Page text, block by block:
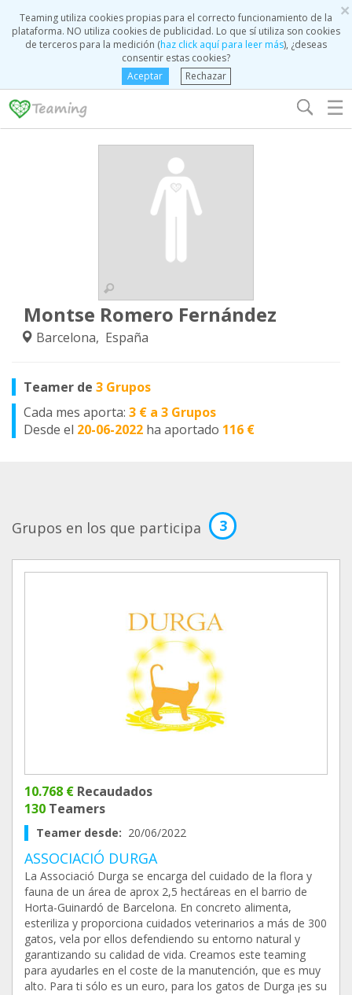
×
Teaming utiliza cookies propias para el correcto funcionamiento de la
plataforma. NO utiliza cookies de publicidad. Lo que sí utiliza son cookies
de terceros para la medición (haz click aquí para leer más), ¿deseas
consentir estas cookies?
Aceptar
Rechazar
☰
Montse Romero Fernández
Barcelona, España
Teamer de 3 Grupos
Cada mes aporta: 3 € a 3 Grupos
Desde el 20-06-2022 ha aportado 116 €
Grupos en los que participa 3
10.768 € Recaudados
130 Teamers
Teamer desde: 20/06/2022
ASSOCIACIÓ DURGA
La Associació Durga se encarga del cuidado de la flora y
fauna de un área de aprox 2,5 hectáreas en el barrio de
Horta-Guinardó de Barcelona. En concreto alimenta,
esteriliza y proporciona cuidados veterinarios a más de 300
gatos, vela por ellos defendiendo su entorno natural y
garantizando su calidad de vida. Creamos este teaming
para ayudarles en el coste de la manutención, que es muy
alto. Para ti sólo es un euro, para los gatos de Durga ¡es su